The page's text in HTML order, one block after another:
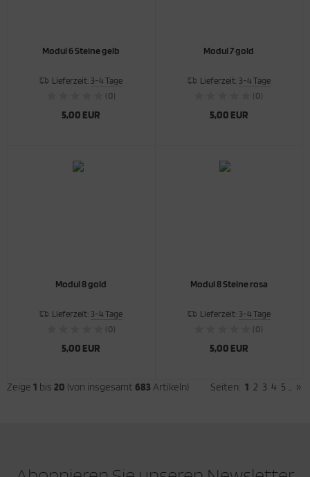
Modul 6 Steine gelb
Lieferzeit: 3-4 Tage
(0)
5,00 EUR
Modul 7 gold
Lieferzeit: 3-4 Tage
(0)
5,00 EUR
Modul 8 gold
Lieferzeit: 3-4 Tage
(0)
5,00 EUR
Modul 8 Steine rosa
Lieferzeit: 3-4 Tage
(0)
5,00 EUR
Zeige 1 bis 20 (von insgesamt 683 Artikeln) Seiten: 1 2 3 4 5 ... »